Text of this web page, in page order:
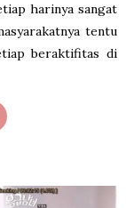
harinya sangat
tentu
beraktifitas di